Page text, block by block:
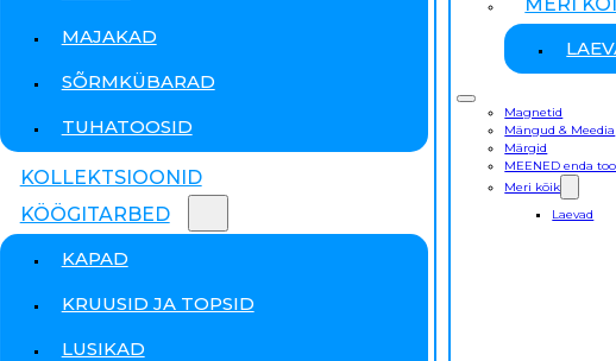
MAJAKAD
SÕRMKÜBARAD
TUHATOOSID
KOLLEKTSIOONID
KÖÖGITARBED
KAPAD
KRUUSID JA TOPSID
LUSIKAD
Magnetid
Mängud & Meedia
Märgid
MEENED enda
Meri kõik
Laevad